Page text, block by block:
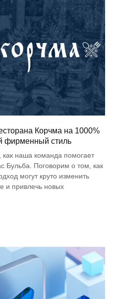
Корчма на 1000%
фирменный стиль
наша команда помогает
Бульба. Поговорим о том, как
могут круто изменить
и привлечь новых